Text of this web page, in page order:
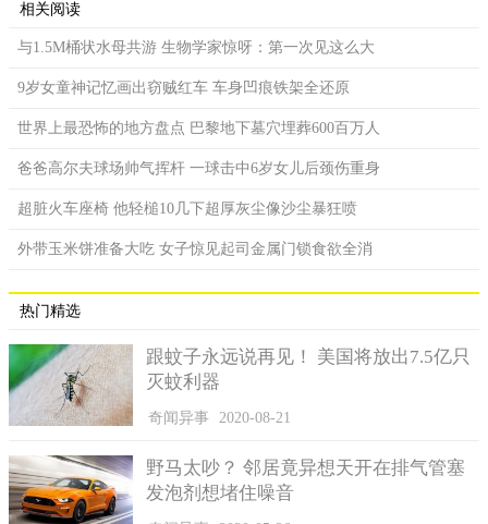
No.4连理发都要出国的国家
梵蒂冈是世界公认的上人口最少的国家。梵蒂冈仅占地0.44
平方公里，居民仅有1000多人。就算如此，该有的政治机构，娱
乐场地它都俱全。但是这个国家居然没有人们生活中不可或缺的
理发店，这也是够奇葩的。如果他们要理发的话，就得到邻国罗
马去了，就是不知道他们出国需不需要通行证呢？
相关阅读
与1.5M桶状水母共游 生物学家惊呀：第一次见这么大
9岁女童神记忆画出窃贼红车 车身凹痕铁架全还原
世界上最恐怖的地方盘点 巴黎地下墓穴埋葬600百万人
爸爸高尔夫球场帅气挥杆 一球击中6岁女儿后颈伤重身
超脏火车座椅 他轻槌10几下超厚灰尘像沙尘暴狂喷
外带玉米饼准备大吃 女子惊见起司金属门锁食欲全消
热门精选
跟蚊子永远说再见！ 美国将放出7.5亿只
灭蚊利器
奇闻异事 2020-08-21
野马太吵？ 邻居竟异想天开在排气管塞
发泡剂想堵住噪音